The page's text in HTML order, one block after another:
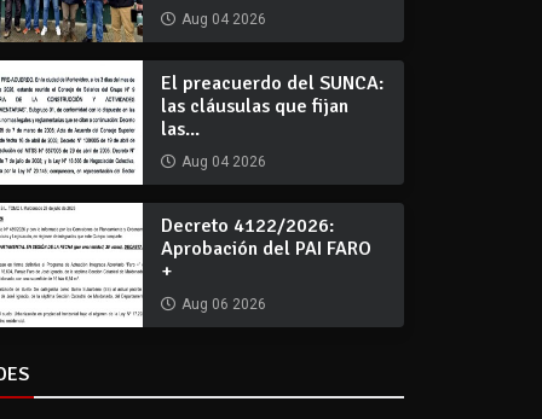
Aug 04 2026
El preacuerdo del SUNCA:
las cláusulas que fijan
las...
Aug 04 2026
Decreto 4122/2026:
Aprobación del PAI FARO
+
Aug 06 2026